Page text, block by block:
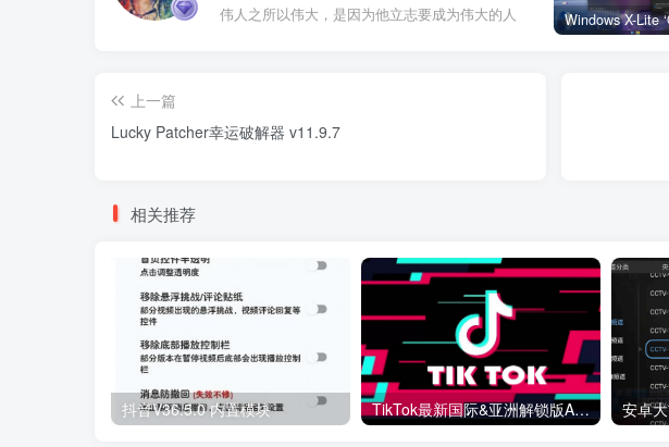
伟人之所以伟大，是因为他立志要成为伟大的人
上一篇
Lucky Patcher幸运破解器 v11.9.7
相关推荐
抖音V36.5.0 内置模块 TikTok最新国际&亚洲解锁版APP v43.1.4 TikTok Plugin v2.31